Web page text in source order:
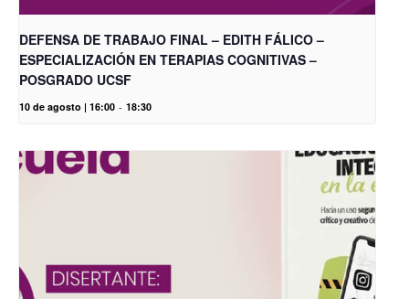
DEFENSA DE TRABAJO FINAL – EDITH FÁLICO –
ESPECIALIZACIÓN EN TERAPIAS COGNITIVAS –
POSGRADO UCSF
10 de agosto | 16:00 - 18:30